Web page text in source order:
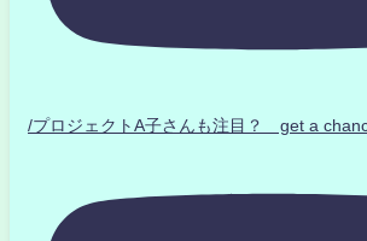
/プロジェクトA子さんも注目？ get a